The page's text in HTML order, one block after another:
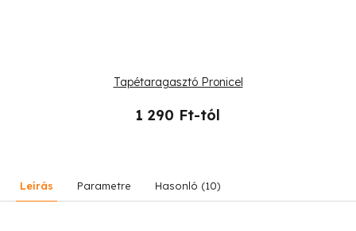
Tapétaragasztó Pronicel
1 290 Ft-tól
Leírás Parametre Hasonló (10)